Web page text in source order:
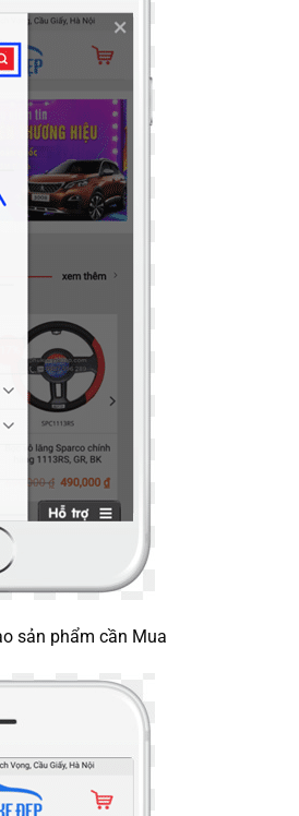
sản phẩm cần Mua